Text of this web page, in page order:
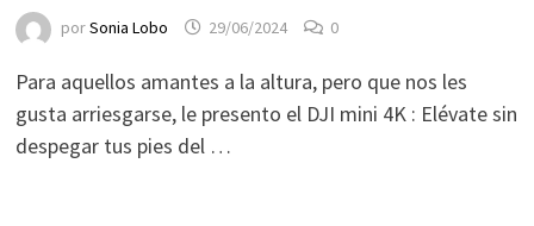
porSonia Lobo 29/06/2024 0
Para aquellos amantes a la altura, pero que nos les
gusta arriesgarse, le presento el DJI mini 4K : Elévate sin
despegar tus pies del …